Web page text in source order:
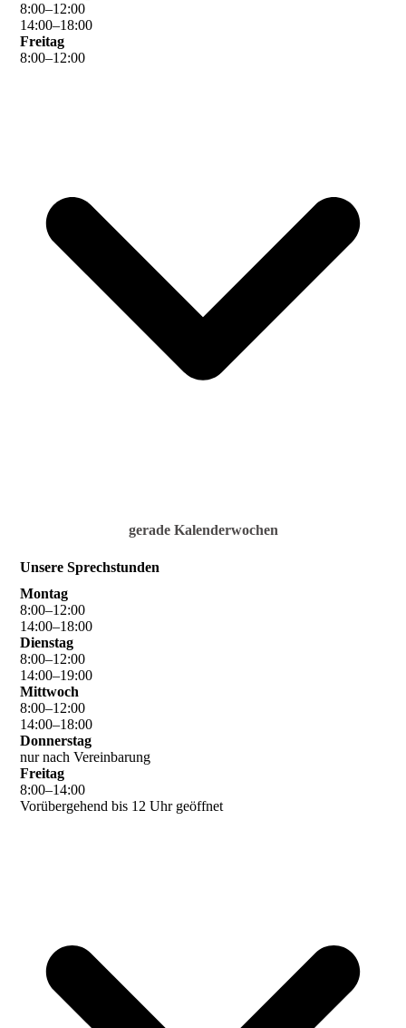
8:00–12:00
14:00–18:00
Freitag
8:00–12:00
gerade Kalenderwochen
Unsere Sprechstunden
Montag
8:00–12:00
14:00–18:00
Dienstag
8:00–12:00
14:00–19:00
Mittwoch
8:00–12:00
14:00–18:00
Donnerstag
nur nach Vereinbarung
Freitag
8:00–14:00
Vorübergehend bis 12 Uhr geöffnet